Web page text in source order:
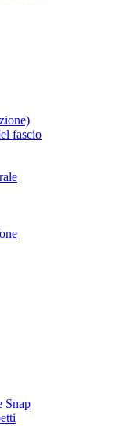
fascio
Snap